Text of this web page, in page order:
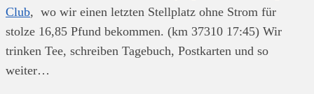
Club, wo wir einen letzten Stellplatz ohne Strom für
stolze 16,85 Pfund bekommen. (km 37310 17:45) Wir
trinken Tee, schreiben Tagebuch, Postkarten und so
weiter…